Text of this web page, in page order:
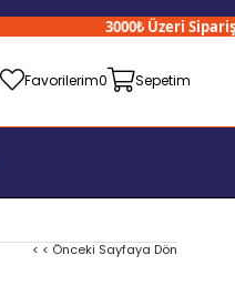
3000₺ Üzeri
Favorilerim0 Sepetim
< < Önceki Sayfaya Dön